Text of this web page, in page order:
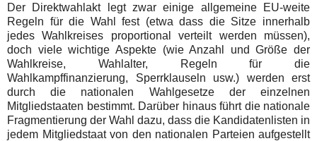
Der Direktwahlakt legt zwar einige allgemeine EU-weite
Regeln für die Wahl fest (etwa dass die Sitze innerhalb
jedes Wahlkreises proportional verteilt werden müssen),
doch viele wichtige Aspekte (wie Anzahl und Größe der
Wahlkreise, Wahlalter, Regeln für die
Wahlkampffinanzierung, Sperrklauseln usw.) werden erst
durch die nationalen Wahlgesetze der einzelnen
Mitgliedstaaten bestimmt. Darüber hinaus führt die nationale
Fragmentierung der Wahl dazu, dass die Kandidatenlisten in
jedem Mitgliedstaat von den nationalen Parteien aufgestellt